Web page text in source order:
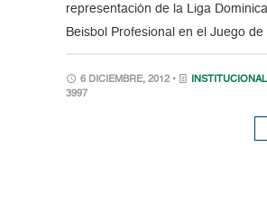
representación de la Liga
Beisbol Profesional en el Juego de
6 DICIEMBRE, 2012 •
3997